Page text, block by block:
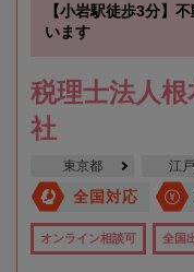
【小岩駅徒歩3分】
います
税理士法人
社
東京都 江
全国対応
オンライン相談可 全国